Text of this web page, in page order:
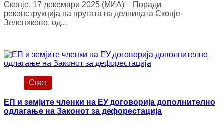
Скопје, 17 декември 2025 (МИА) – Поради
реконструкција на пругата на делницата Скопје-
Зелениково, од...
Свет
ЕП и земјите членки на ЕУ договорија дополнително
одлагање на Законот за дефорестација